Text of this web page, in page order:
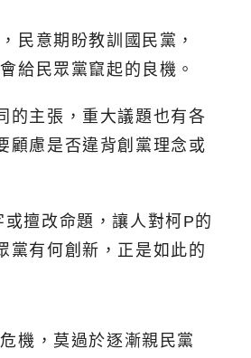
民意期盼教訓國民黨，
給民眾黨竄起的良機。
的主張，重大議題也有各
顧慮是否違背創黨理念或
擅改命題，讓人對柯P的
黨有何創新，正是如此的
機，莫過於逐漸親民黨